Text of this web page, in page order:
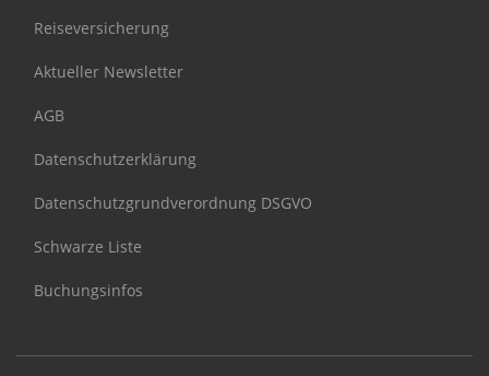
Reiseversicherung
Aktueller Newsletter
AGB
Datenschutzerklärung
Datenschutzgrundverordnung DSGVO
Schwarze Liste
Buchungsinfos